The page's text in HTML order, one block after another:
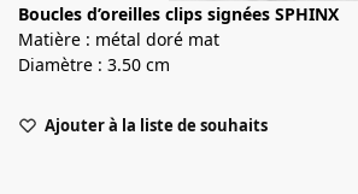
Boucles d’oreilles clips signées SPHINX
Matière : métal doré mat
Diamètre : 3.50 cm
Ajouter à la liste de souhaits